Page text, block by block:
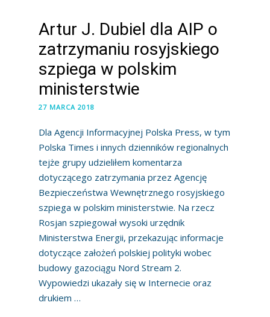
Artur J. Dubiel dla AIP o
zatrzymaniu rosyjskiego
szpiega w polskim
ministerstwie
27 MARCA 2018
Dla Agencji Informacyjnej Polska Press, w tym
Polska Times i innych dzienników regionalnych
tejże grupy udzieliłem komentarza
dotyczącego zatrzymania przez Agencję
Bezpieczeństwa Wewnętrznego rosyjskiego
szpiega w polskim ministerstwie. Na rzecz
Rosjan szpiegował wysoki urzędnik
Ministerstwa Energii, przekazując informacje
dotyczące założeń polskiej polityki wobec
budowy gazociągu Nord Stream 2.
Wypowiedzi ukazały się w Internecie oraz
drukiem …